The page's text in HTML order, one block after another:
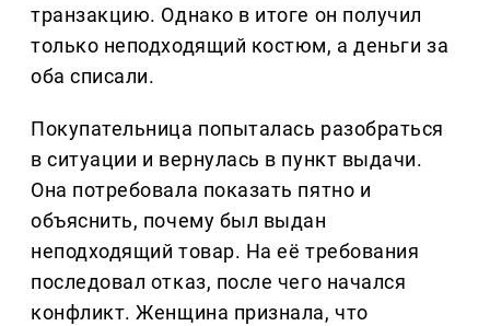
транзакцию. Однако в итоге он получил
только неподходящий костюм, а деньги за
оба списали.
Покупательница попыталась разобраться
в ситуации и вернулась в пункт выдачи.
Она потребовала показать пятно и
объяснить, почему был выдан
неподходящий товар. На её требования
последовал отказ, после чего начался
конфликт. Женщина признала, что